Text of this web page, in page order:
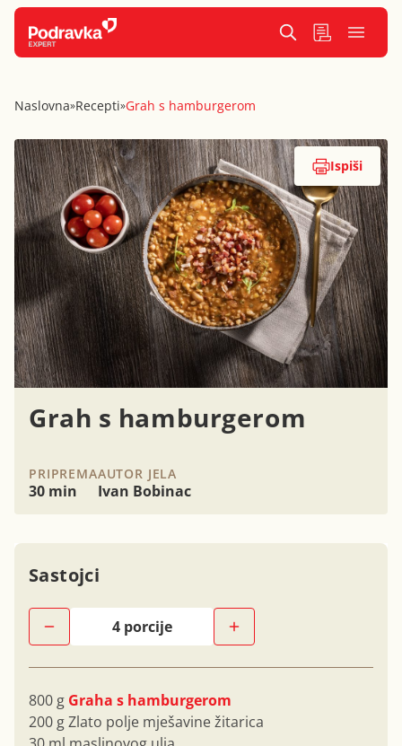
Naslovna»Recepti»Grah s hamburgerom
Grah s hamburgerom
PRIPREMA
30 min
AUTOR JELA
Ivan Bobinac
Ispiši
Sastojci
800 g Graha s hamburgerom
200 g Zlato polje mješavine žitarica